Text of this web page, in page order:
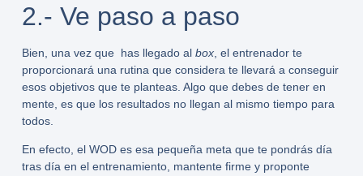
2.- Ve paso a paso
Bien, una vez que has llegado al box, el entrenador te
proporcionará una rutina que considera te llevará a conseguir
esos objetivos que te planteas. Algo que debes de tener en
mente, es que los resultados no llegan al mismo tiempo para
todos.
En efecto, el WOD es esa pequeña meta que te pondrás día
tras día en el entrenamiento, mantente firme y proponte